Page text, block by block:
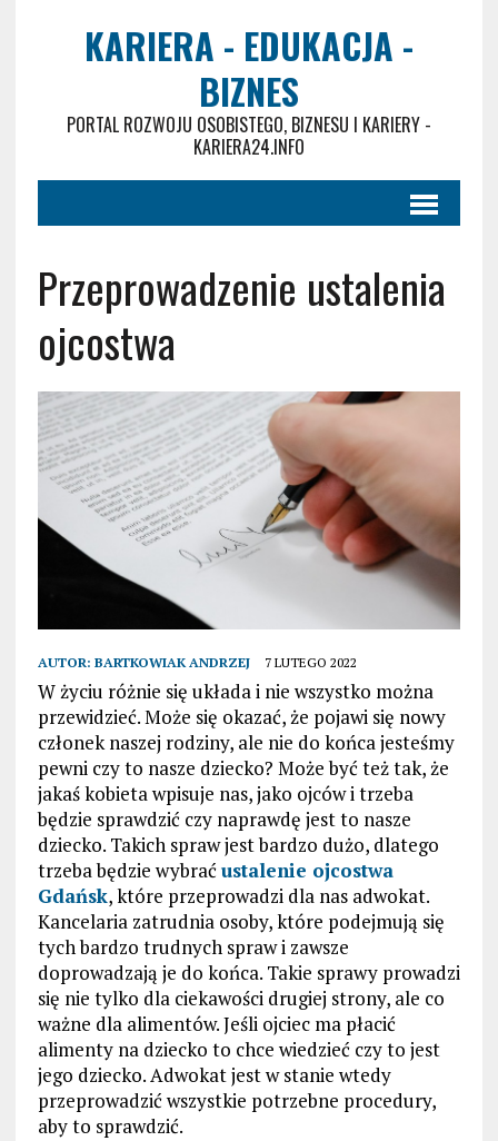
KARIERA - EDUKACJA -
BIZNES
PORTAL ROZWOJU OSOBISTEGO, BIZNESU I KARIERY -
KARIERA24.INFO
Przeprowadzenie ustalenia
ojcostwa
AUTOR: BARTKOWIAK ANDRZEJ 7 LUTEGO 2022
W życiu różnie się układa i nie wszystko można
przewidzieć. Może się okazać, że pojawi się nowy
członek naszej rodziny, ale nie do końca jesteśmy
pewni czy to nasze dziecko? Może być też tak, że
jakaś kobieta wpisuje nas, jako ojców i trzeba
będzie sprawdzić czy naprawdę jest to nasze
dziecko. Takich spraw jest bardzo dużo, dlatego
trzeba będzie wybraćustalenie ojcostwa
Gdańsk, które przeprowadzi dla nas adwokat.
Kancelaria zatrudnia osoby, które podejmują się
tych bardzo trudnych spraw i zawsze
doprowadzają je do końca. Takie sprawy prowadzi
się nie tylko dla ciekawości drugiej strony, ale co
ważne dla alimentów. Jeśli ojciec ma płacić
alimenty na dziecko to chce wiedzieć czy to jest
jego dziecko. Adwokat jest w stanie wtedy
przeprowadzić wszystkie potrzebne procedury,
aby to sprawdzić.